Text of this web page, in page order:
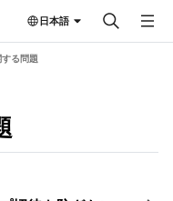
日本語
る問題